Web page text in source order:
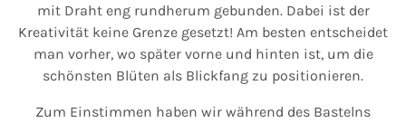
mit Draht eng rundherum gebunden. Dabei ist der
Kreativität keine Grenze gesetzt! Am besten entscheidet
man vorher, wo später vorne und hinten ist, um die
schönsten Blüten als Blickfang zu positionieren.
Zum Einstimmen haben wir während des Bastelns